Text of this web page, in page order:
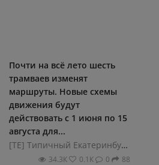
Почти на всё лето шесть
трамваев изменят
маршруты. Новые схемы
движения будут
действовать с 1 июня по 15
августа для...
[ТЕ] Типичный Екатеринбург
34.3К 0.1К 0 88